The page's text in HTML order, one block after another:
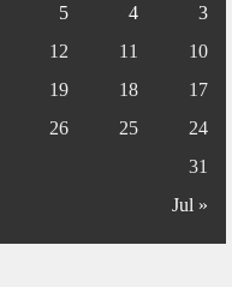
« Jul
3
4
5
10
11
12
17
18
19
24
25
26
31